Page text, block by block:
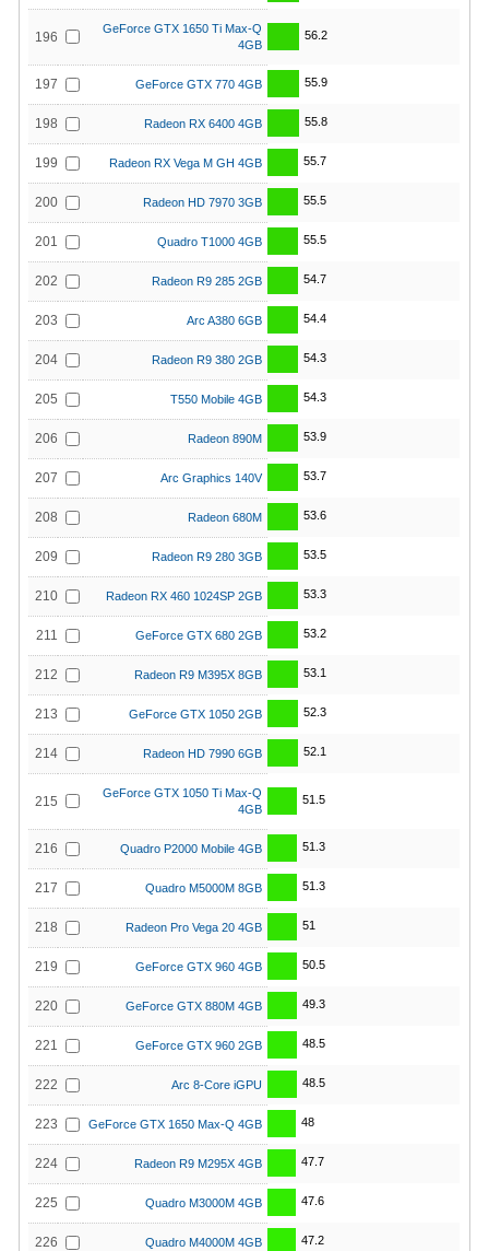
196
GeForce GTX 1650 Ti Max-Q
4GB
56.2
197 GeForce GTX 770 4GB 55.9
198 Radeon RX 6400 4GB 55.8
199 Radeon RX Vega M GH 4GB 55.7
200 Radeon HD 7970 3GB 55.5
201 Quadro T1000 4GB 55.5
202 Radeon R9 285 2GB 54.7
203 Arc A380 6GB 54.4
204 Radeon R9 380 2GB 54.3
205 T550 Mobile 4GB 54.3
206 Radeon 890M 53.9
207 Arc Graphics 140V 53.7
208 Radeon 680M 53.6
209 Radeon R9 280 3GB 53.5
210 Radeon RX 460 1024SP 2GB 53.3
211 GeForce GTX 680 2GB 53.2
212 Radeon R9 M395X 8GB 53.1
213 GeForce GTX 1050 2GB 52.3
214 Radeon HD 7990 6GB 52.1
215
GeForce GTX 1050 Ti Max-Q
4GB
51.5
216 Quadro P2000 Mobile 4GB 51.3
217 Quadro M5000M 8GB 51.3
218 Radeon Pro Vega 20 4GB 51
219 GeForce GTX 960 4GB 50.5
220 GeForce GTX 880M 4GB 49.3
221 GeForce GTX 960 2GB 48.5
222 Arc 8-Core iGPU 48.5
223 GeForce GTX 1650 Max-Q 4GB 48
224 Radeon R9 M295X 4GB 47.7
225 Quadro M3000M 4GB 47.6
226 Quadro M4000M 4GB 47.2